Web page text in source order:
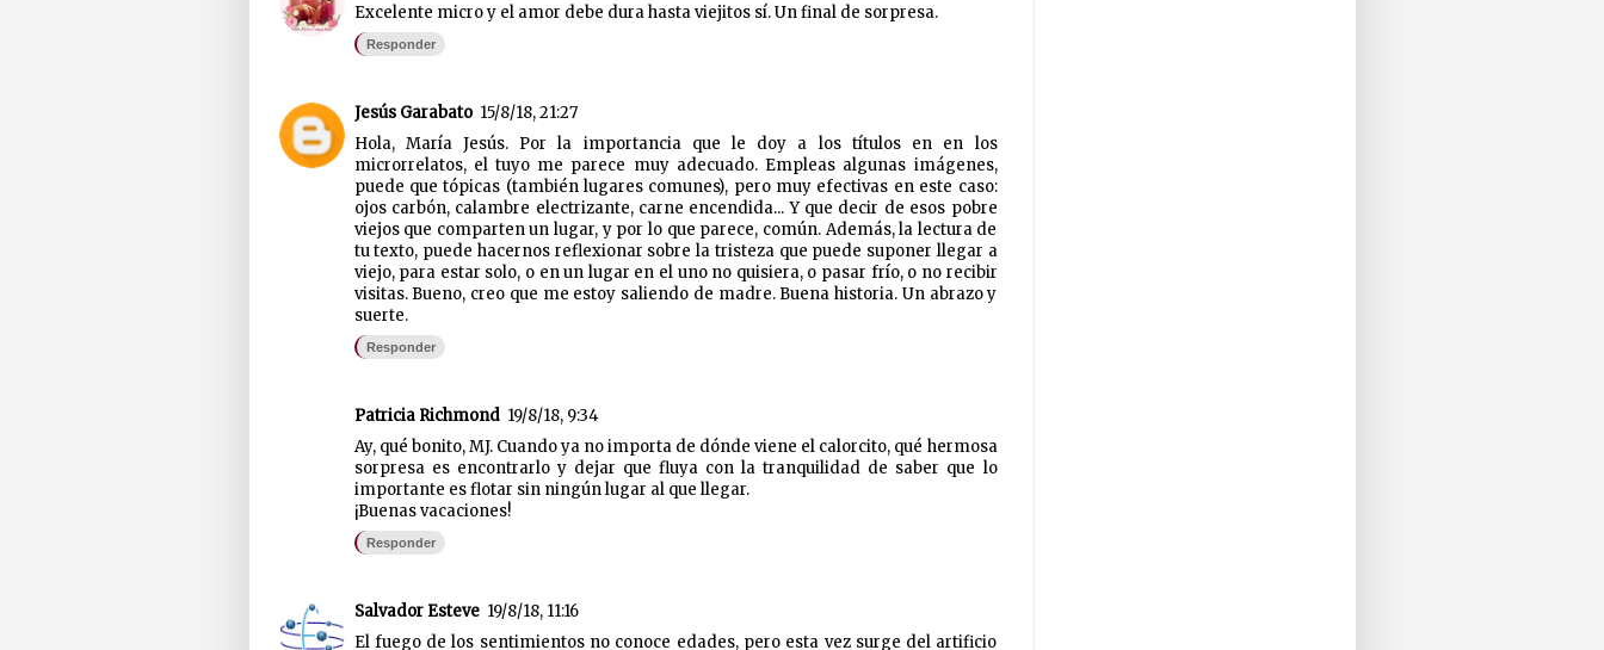
Excelente micro y el amor debe dura hasta viejitos sí. Un final de sorpresa.
Responder
Jesús Garabato 15/8/18, 21:27
Hola, María Jesús. Por la importancia que le doy a los títulos en en los
microrrelatos, el tuyo me parece muy adecuado. Empleas algunas imágenes,
puede que tópicas (también lugares comunes), pero muy efectivas en este caso:
ojos carbón, calambre electrizante, carne encendida... Y que decir de esos pobre
viejos que comparten un lugar, y por lo que parece, común. Además, la lectura de
tu texto, puede hacernos reflexionar sobre la tristeza que puede suponer llegar a
viejo, para estar solo, o en un lugar en el uno no quisiera, o pasar frío, o no recibir
visitas. Bueno, creo que me estoy saliendo de madre. Buena historia. Un abrazo y
suerte.
Responder
Patricia Richmond 19/8/18, 9:34
Ay, qué bonito, MJ. Cuando ya no importa de dónde viene el calorcito, qué hermosa
sorpresa es encontrarlo y dejar que fluya con la tranquilidad de saber que lo
importante es flotar sin ningún lugar al que llegar.
¡Buenas vacaciones!
Responder
Salvador Esteve 19/8/18, 11:16
El fuego de los sentimientos no conoce edades, pero esta vez surge del artificio